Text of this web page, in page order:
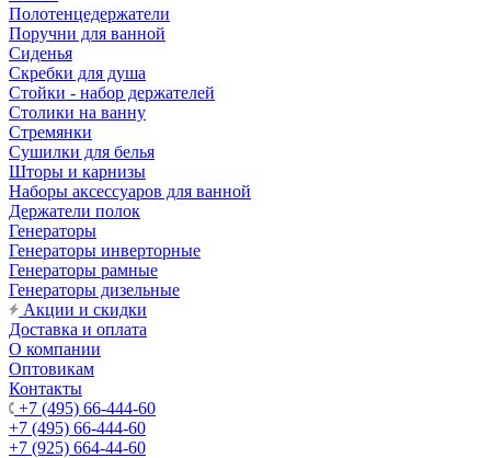
Полотенцедержатели
Поручни для ванной
Сиденья
Скребки для душа
Стойки - набор держателей
Столики на ванну
Стремянки
Сушилки для белья
Шторы и карнизы
Наборы аксессуаров для ванной
Держатели полок
Генераторы
Генераторы инверторные
Генераторы рамные
Генераторы дизельные
Акции и скидки
Доставка и оплата
О компании
Оптовикам
Контакты
+7 (495) 66-444-60
+7 (495) 66-444-60
+7 (925) 664-44-60